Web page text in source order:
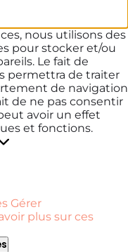
nous utilisons des
pour stocker et/ou
Le fait de
permettra de traiter
de navigation
de ne pas consentir
avoir un effet
et fonctions.
Gérer
plus sur ces